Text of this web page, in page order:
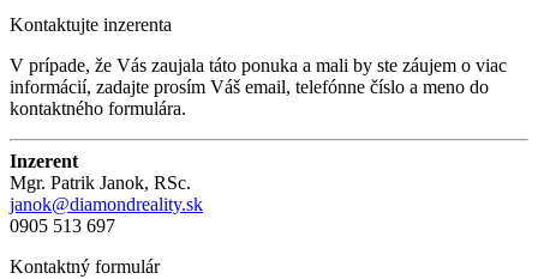
Kontaktujte inzerenta
V prípade, že Vás zaujala táto ponuka a mali by ste záujem o viac
informácií, zadajte prosím Váš email, telefónne číslo a meno do
kontaktného formulára.
Inzerent
Mgr. Patrik Janok, RSc.
janok@diamondreality.sk
0905 513 697
Kontaktný formulár